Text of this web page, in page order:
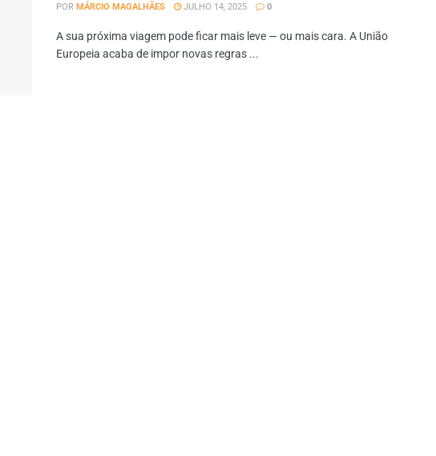
POR MÁRCIO MAGALHÃES JULHO 14, 2025 0
A sua próxima viagem pode ficar mais leve — ou mais cara. A União
Europeia acaba de impor novas regras ...